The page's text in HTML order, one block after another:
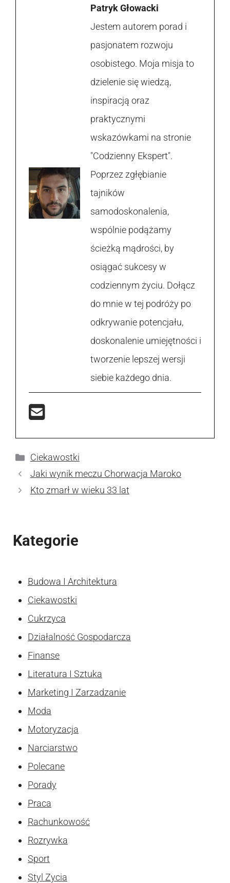
Patryk Głowacki
Jestem autorem porad i
pasjonatem rozwoju
osobistego. Moja misja to
dzielenie się wiedzą,
inspiracją oraz
praktycznymi
wskazówkami na stronie
"Codzienny Ekspert".
Poprzez zgłębianie
tajników
samodoskonalenia,
wspólnie podążamy
ścieżką mądrości, by
osiągać sukcesy w
codziennym życiu. Dołącz
do mnie w tej podróży po
odkrywanie potencjału,
doskonalenie umiejętności i
tworzenie lepszej wersji
siebie każdego dnia.
Kategorie
Ciekawostki
Jaki wynik meczu Chorwacja Maroko
Kto zmarł w wieku 33 lat
Kategorie
Budowa I Architektura
Ciekawostki
Cukrzyca
Działalność Gospodarcza
Finanse
Literatura I Sztuka
Marketing I Zarzadzanie
Moda
Motoryzacja
Narciarstwo
Polecane
Porady
Praca
Rachunkowość
Rozrywka
Sport
Styl Zycia